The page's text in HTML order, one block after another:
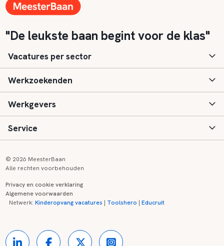
"De leukste baan begint voor de klas"
Vacatures per sector
Basisonderwijs
Speciaal (basis) onderwijs
Voortgezet onderwijs
Kinderopvang
Werkzoekenden
Aanmelden
Vacatures
Zij-instroom informatie
Werkgevers
Inloggen
Registreren
Service
Onderwijs links
© 2026 MeesterBaan
Alle rechten voorbehouden
Privacy en cookie verklaring
Algemene voorwaarden
Netwerk:Kinderopvang vacatures | Toolshero |Educruit